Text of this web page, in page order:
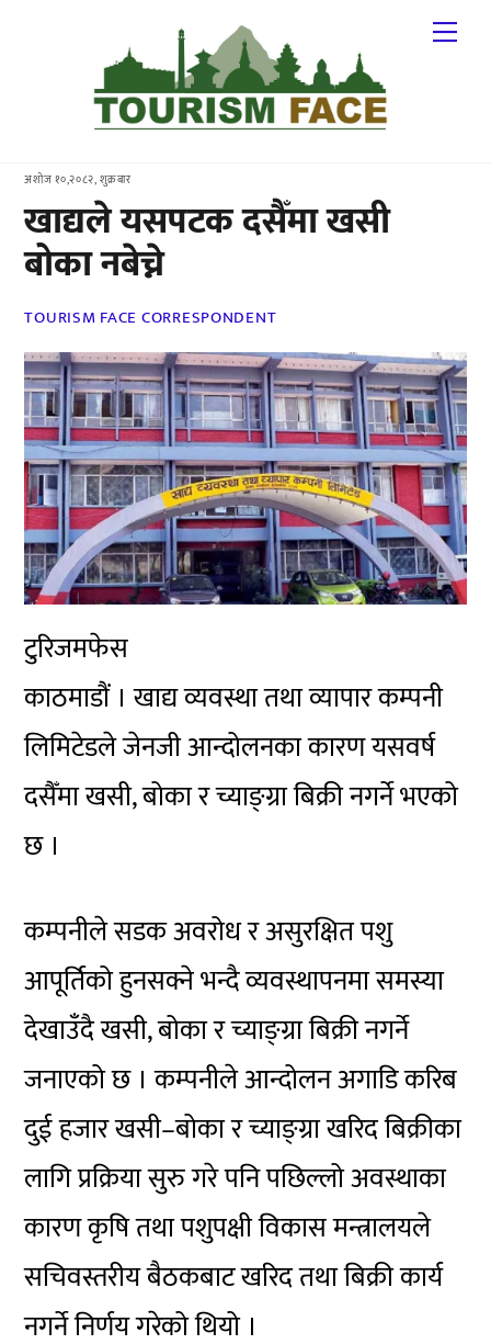
अशोज १०,२०८२, शुक्रबार
खाद्यले यसपटक दसैँमा खसी
बोका नबेच्ने
TOURISM FACE CORRESPONDENT
टुरिजमफेस
काठमाडौं । खाद्य व्यवस्था तथा व्यापार कम्पनी
लिमिटेडले जेनजी आन्दोलनका कारण यसवर्ष
दसैँमा खसी, बोका र च्याङ्ग्रा बिक्री नगर्ने भएको
छ ।
कम्पनीले सडक अवरोध र असुरक्षित पशु
आपूर्तिको हुनसक्ने भन्दै व्यवस्थापनमा समस्या
देखाउँदै खसी, बोका र च्याङ्ग्रा बिक्री नगर्ने
जनाएको छ । कम्पनीले आन्दोलन अगाडि करिब
दुई हजार खसी–बोका र च्याङ्ग्रा खरिद बिक्रीका
लागि प्रक्रिया सुरु गरे पनि पछिल्लो अवस्थाका
कारण कृषि तथा पशुपक्षी विकास मन्त्रालयले
सचिवस्तरीय बैठकबाट खरिद तथा बिक्री कार्य
नगर्ने निर्णय गरेको थियो ।